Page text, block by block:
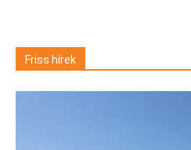
Friss hírek